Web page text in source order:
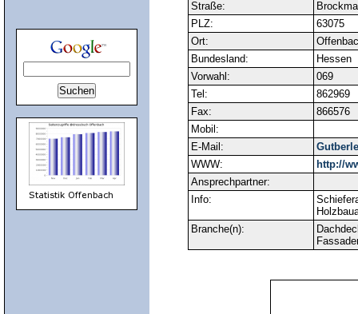
Straße:
PLZ:
63075
Ort:
Bundesland:
Hessen
Vorwahl:
069
Tel:
862969
Fax:
866576
Mobil:
E-Mail:
WWW:
http://
Ansprechpartner:
Info:
Branche(n):